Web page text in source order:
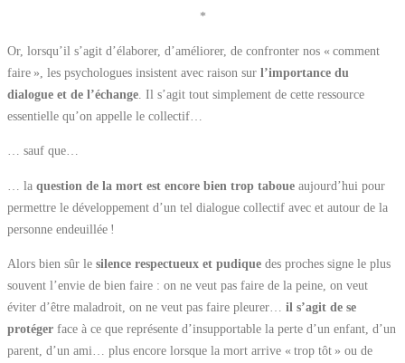
*
Or, lorsqu’il s’agit d’élaborer, d’améliorer, de confronter nos « comment
faire », les psychologues insistent avec raison sur l’importance du
dialogue et de l’échange . Il s’agit tout simplement de cette ressource
essentielle qu’on appelle le collectif…
… sauf que…
… la question de la mort est encore bien trop taboue aujourd’hui pour
permettre le développement d’un tel dialogue collectif avec et autour de la
personne endeuillée !
Alors bien sûr le silence respectueux et pudique des proches signe le plus
souvent l’envie de bien faire : on ne veut pas faire de la peine, on veut
éviter d’être maladroit, on ne veut pas faire pleurer… il s’agit de se
protéger face à ce que représente d’insupportable la perte d’un enfant, d’un
parent, d’un ami… plus encore lorsque la mort arrive « trop tôt » ou de